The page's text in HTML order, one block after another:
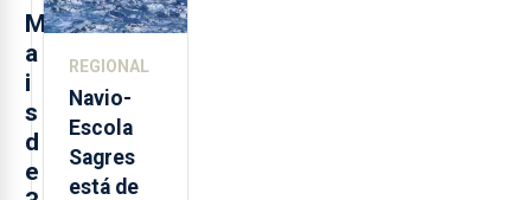
M
a
i
s
d
e
postos de
REGIONAL
Navio-
Escola
Sagres
está de